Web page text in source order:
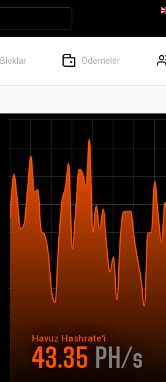
Bloklar Ödemeler
Havuz Hashrate'i
43.35 PH/s